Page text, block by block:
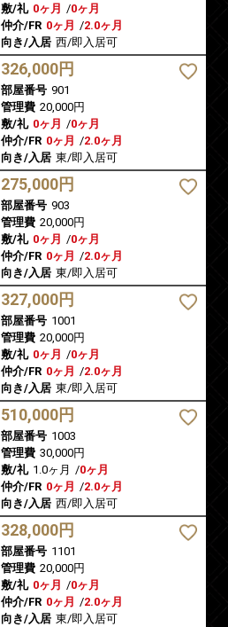
敷/礼 0ヶ月 /0ヶ月
仲介/FR 0ヶ月 /2.0ヶ月
向き/入居 西/即入居可
326,000円
部屋番号 901
管理費 20,000円
敷/礼 0ヶ月 /0ヶ月
仲介/FR 0ヶ月 /2.0ヶ月
向き/入居 東/即入居可
275,000円
部屋番号 903
管理費 20,000円
敷/礼 0ヶ月 /0ヶ月
仲介/FR 0ヶ月 /2.0ヶ月
向き/入居 東/即入居可
327,000円
部屋番号 1001
管理費 20,000円
敷/礼 0ヶ月 /0ヶ月
仲介/FR 0ヶ月 /2.0ヶ月
向き/入居 東/即入居可
510,000円
部屋番号 1003
管理費 30,000円
敷/礼 1.0ヶ月 /0ヶ月
仲介/FR 0ヶ月 /2.0ヶ月
向き/入居 西/即入居可
328,000円
部屋番号 1101
管理費 20,000円
敷/礼 0ヶ月 /0ヶ月
仲介/FR 0ヶ月 /2.0ヶ月
向き/入居 東/即入居可